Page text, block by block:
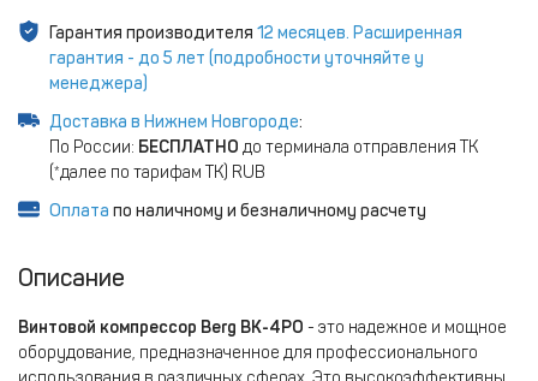
Гарантия производителя 12 месяцев. Расширенная
гарантия - до 5 лет (подробности уточняйте у
менеджера)
Доставка в Нижнем Новгороде:
По России: БЕСПЛАТНО до терминала отправления ТК
(*далее по тарифам ТК) RUB
Оплата по наличному и безналичному расчету
Описание
Винтовой компрессор Berg ВК-4РО - это надежное и мощное
оборудование, предназначенное для профессионального